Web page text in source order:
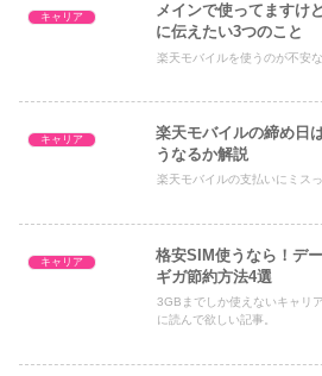
キャリア
メインで使ってますけ
に伝えたい3つのこと
楽天モバイルを使うのが不安
キャリア
楽天モバイルの締め日
うなるか解説
楽天モバイルの支払いにミス
キャリア
格安SIM使うなら！デ
ギガ節約方法4選
3GBまでしか使えないキャリ
に読んで欲しい記事。